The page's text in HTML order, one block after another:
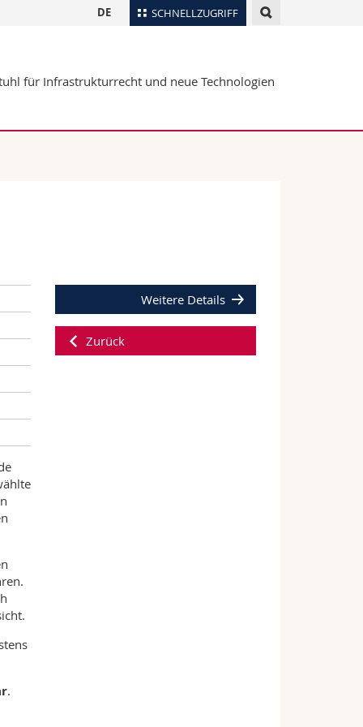
SCHNELLZUGRIFF
Ortsplan
Webmail
DE
für Infrastrukturrecht und neue Technologien
Weitere Details
Zurück
.